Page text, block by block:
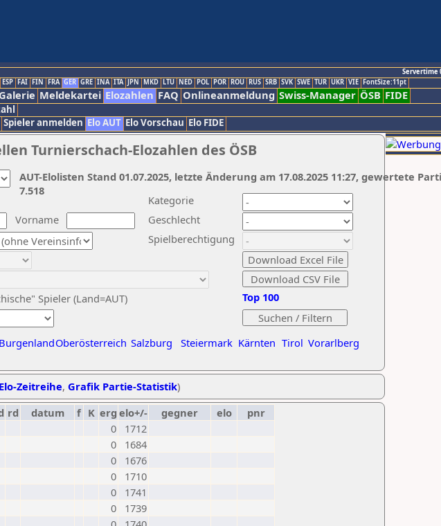
Servertime
ESP FAI FIN FRA GER GRE INA ITA JPN MKD LTU NED POL POR ROU RUS SRB SVK SWE TUR UKR VIE FontSize:11pt
Meldekartei Elozahlen FAQ Onlineanmeldung Swiss-Manager ÖSB FIDE
Spieler anmelden Elo AUT Elo Vorschau Elo FIDE
Turnierschach-Elozahlen des ÖSB
Vorname
Kategorie
Geschlecht
Spieler (Land=AUT)
Spielberechtigung
BurgenlandOberösterreich Salzburg Steiermark Kärnten Tirol Vorarlberg
Top 100
AUT-Elolisten Stand 01.07.2025, letzte Änderung am 17.08.2025 11:27, gewertete
7.518
Zeitreihe, Grafik Partie-Statistik)
rd datum f K erg elo+/- gegner elo
pnr
0
1712
0
1684
0
1676
0
1710
0
1741
0
1739